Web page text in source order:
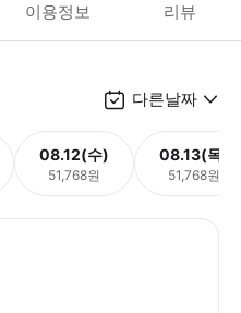
이용정보 리뷰
다른날짜
08.12(수)
51,768원
08.13(목)
51,768원